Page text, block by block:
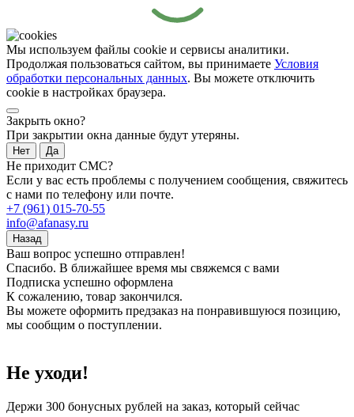
Мы используем файлы cookie и сервисы аналитики.
Продолжая пользоваться сайтом, вы принимаете Условия
обработки персональных данных. Вы можете отключить
cookie в настройках браузера.
Закрыть окно?
При закрытии окна данные будут утеряны.
Нет Да
Не приходит СМС?
Если у вас есть проблемы с получением сообщения, свяжитесь
с нами по телефону или почте.
+7 (961) 015-70-55
info@afanasy.ru
Назад
Ваш вопрос успешно отправлен!
Спасибо. В ближайшее время мы свяжемся с вами
Подписка успешно оформлена
К сожалению, товар закончился.
Вы можете оформить предзаказ на понравившуюся позицию,
мы сообщим о поступлении.
Не уходи!
Держи 300 бонусных рублей на заказ, который сейчас